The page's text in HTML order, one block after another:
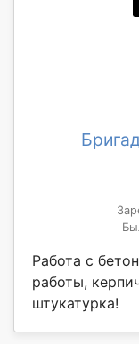
Работа с
работы,
штукатурка!